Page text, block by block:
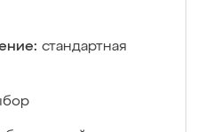
стандартная